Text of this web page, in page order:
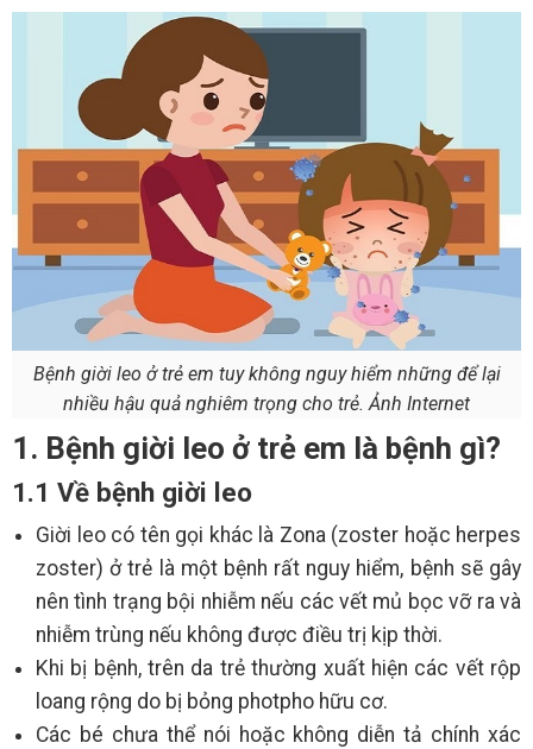
Bệnh giời leo ở trẻ em tuy không nguy hiểm những để lại
nhiều hậu quả nghiêm trọng cho trẻ. Ảnh Internet
1. Bệnh giời leo ở trẻ em là bệnh gì?
1.1 Về bệnh giời leo
Giời leo có tên gọi khác là Zona (zoster hoặc herpes
zoster) ở trẻ là một bệnh rất nguy hiểm, bệnh sẽ gây
nên tình trạng bội nhiễm nếu các vết mủ bọc vỡ ra và
nhiễm trùng nếu không được điều trị kịp thời.
Khi bị bệnh, trên da trẻ thường xuất hiện các vết rộp
loang rộng do bị bỏng photpho hữu cơ.
Các bé chưa thể nói hoặc không diễn tả chính xác